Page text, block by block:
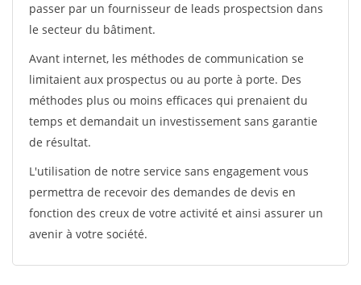
passer par un fournisseur de leads prospectsion dans
le secteur du bâtiment.
Avant internet, les méthodes de communication se
limitaient aux prospectus ou au porte à porte. Des
méthodes plus ou moins efficaces qui prenaient du
temps et demandait un investissement sans garantie
de résultat.
L'utilisation de notre service sans engagement vous
permettra de recevoir des demandes de devis en
fonction des creux de votre activité et ainsi assurer un
avenir à votre société.